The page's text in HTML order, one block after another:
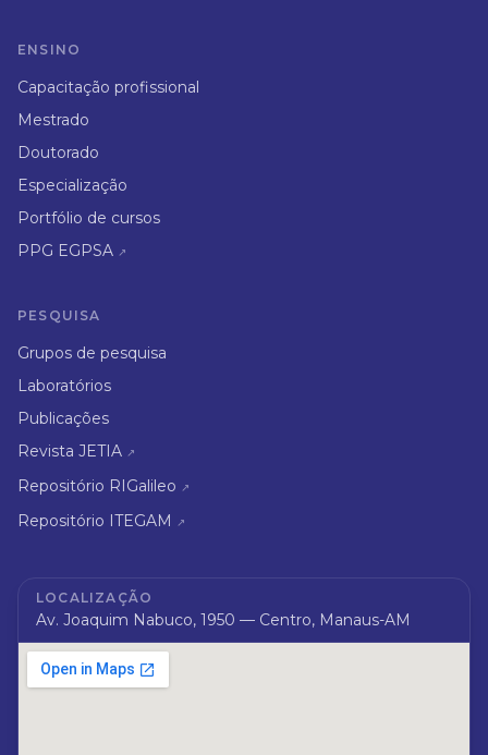
ENSINO
Capacitação profissional
Mestrado
Doutorado
Especialização
Portfólio de cursos
PPG EGPSA ↗
PESQUISA
Grupos de pesquisa
Laboratórios
Publicações
Revista JETIA ↗
Repositório RIGalileo ↗
Repositório ITEGAM ↗
LOCALIZAÇÃO
Av. Joaquim Nabuco, 1950 — Centro, Manaus-AM